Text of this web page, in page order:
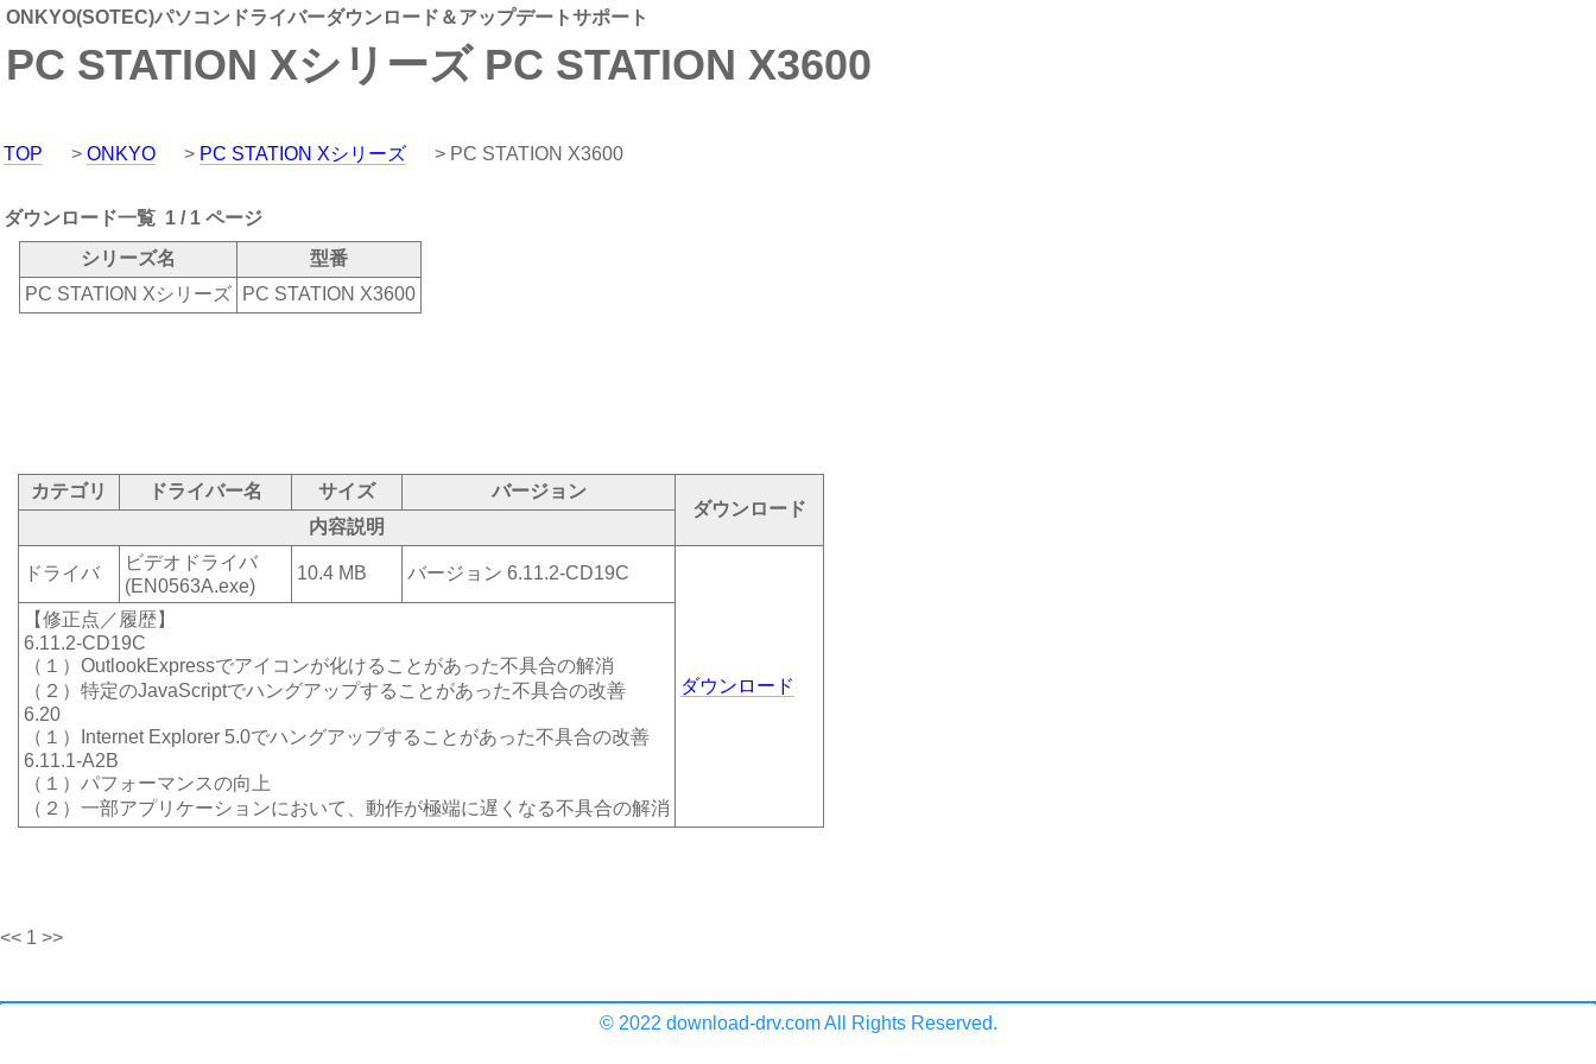
ONKYO(SOTEC)パソコンドライバーダウンロード＆アップデートサポート
PC STATION Xシリーズ PC STATION X3600
TOP > ONKYO > PC STATION Xシリーズ > PC STATION X3600
ダウンロード一覧 1 / 1 ページ
シリーズ名
型番
PC STATION Xシリーズ
PC STATION X3600
カテゴリ ドライバー名 サイズ
バージョン
ダウンロード
内容説明
ドライバ
ビデオドライバ
(EN0563A.exe)
10.4 MB バージョン 6.11.2-CD19C
ダウンロード
【修正点／履歴】
6.11.2-CD19C
（１）OutlookExpressでアイコンが化けることがあった不具合の解消
（２）特定のJavaScriptでハングアップすることがあった不具合の改善
6.20
（１）Internet Explorer 5.0でハングアップすることがあった不具合の改善
6.11.1-A2B
（１）パフォーマンスの向上
（２）一部アプリケーションにおいて、動作が極端に遅くなる不具合の解消
<< 1 >>
© 2022 download-drv.com All Rights Reserved.